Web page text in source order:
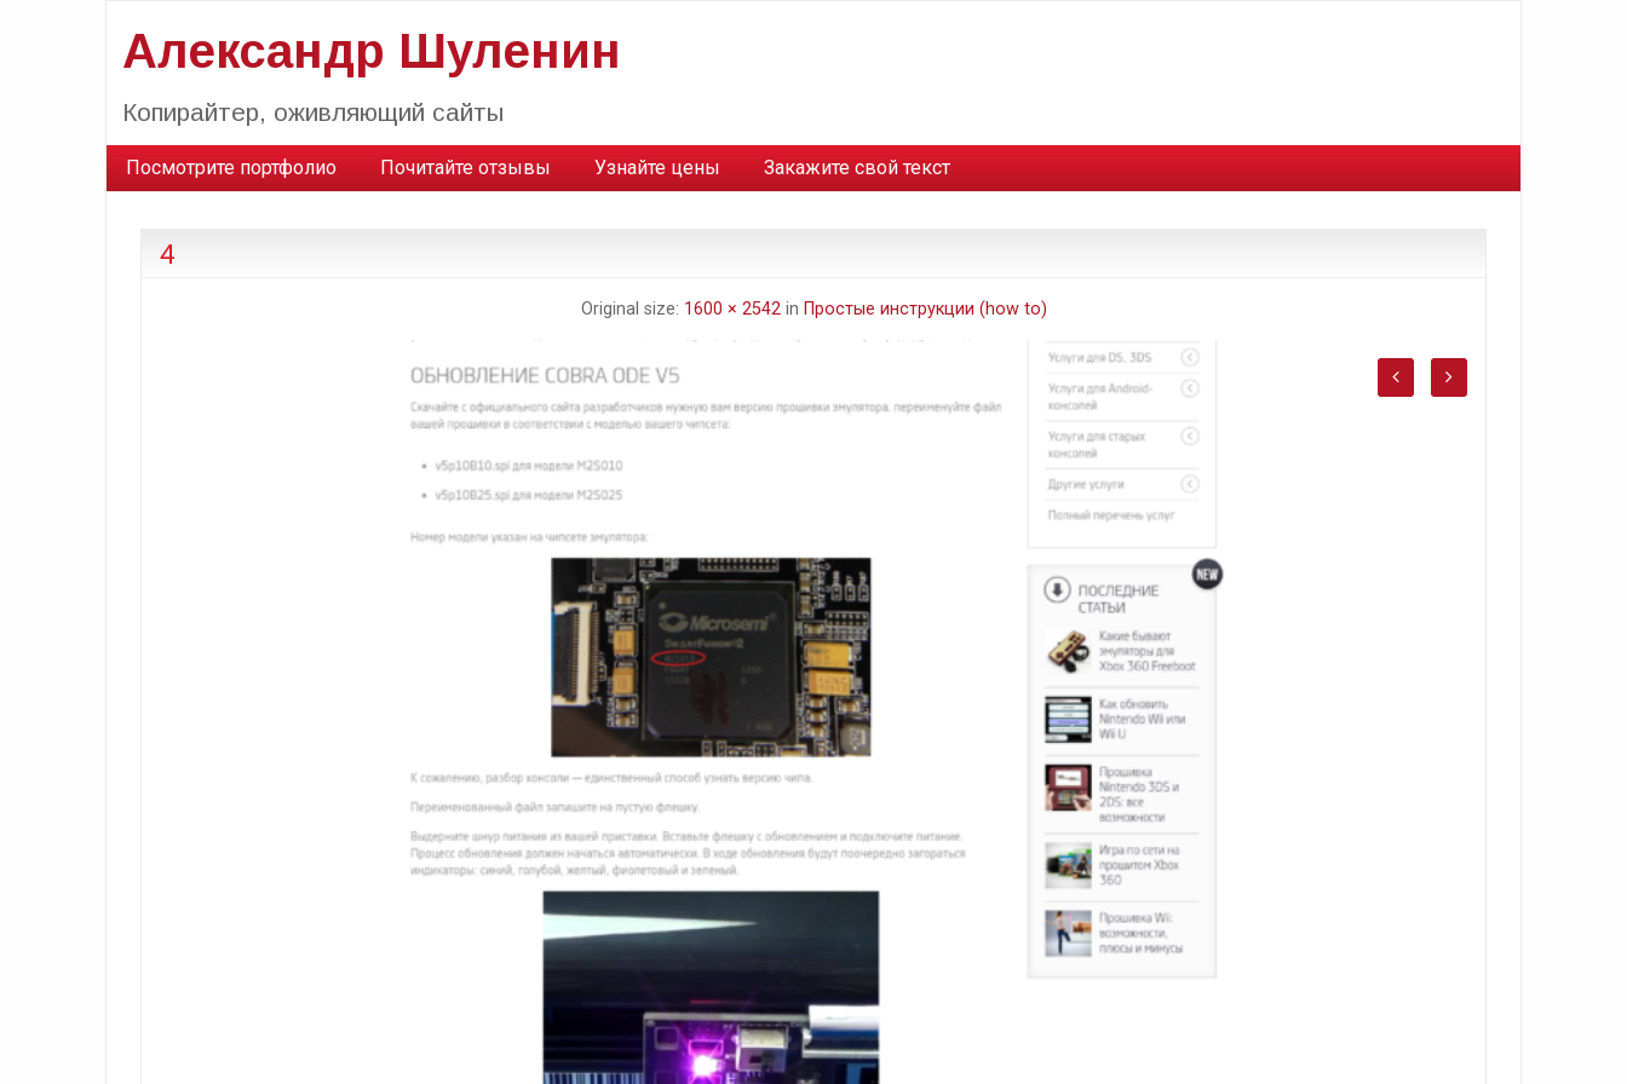
Александр Шуленин
Копирайтер, оживляющий сайты
Посмотрите портфолио Почитайте отзывы Узнайте цены Закажите свой текст
4
Original size: 1600 × 2542in Простые инструкции (how to)